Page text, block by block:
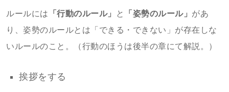
ルールには 「行動のルール」 と 「姿勢のルール」 があ
り、姿勢のルールとは「できる・できない」が存在しな
いルールのこと。（行動のほうは後半の章にて解説。）
挨拶をする